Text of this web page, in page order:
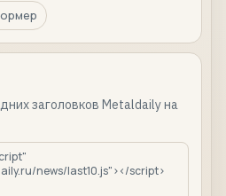
заголовков Metaldaily на